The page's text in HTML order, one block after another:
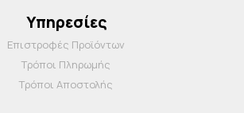
Υπηρεσίες
Επιστροφές Προϊόντων
Τρόποι Πληρωμής
Τρόποι Αποστολής